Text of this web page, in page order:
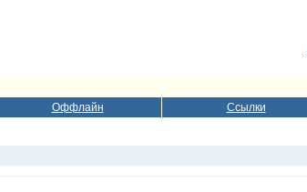
Оффлайн Ссылки